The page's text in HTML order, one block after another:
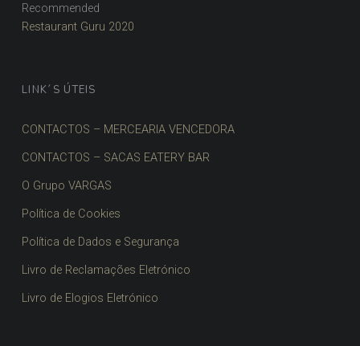
Recommended
Restaurant Guru 2020
LINK´S ÚTEIS
CONTACTOS – MERCEARIA VENCEDORA
CONTACTOS – SACAS EATERY BAR
O Grupo VARGAS
Política de Cookies
Política de Dados e Segurança
Livro de Reclamações Eletrónico
Livro de Elogios Eletrónico